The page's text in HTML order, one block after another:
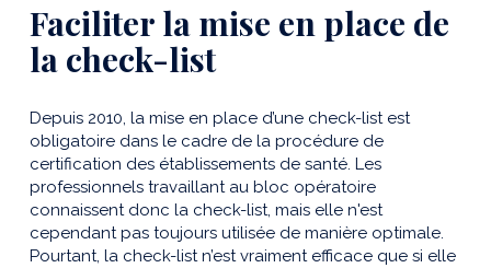
Faciliter la mise en place de
la check-list
Depuis 2010, la mise en place d’une check-list est
obligatoire dans le cadre de la procédure de
certification des établissements de santé. Les
professionnels travaillant au bloc opératoire
connaissent donc la check-list, mais elle n'est
cependant pas toujours utilisée de manière optimale.
Pourtant, la check-list n’est vraiment efficace que si elle